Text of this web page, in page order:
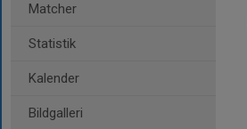
Matcher
Statistik
Kalender
Bildgalleri